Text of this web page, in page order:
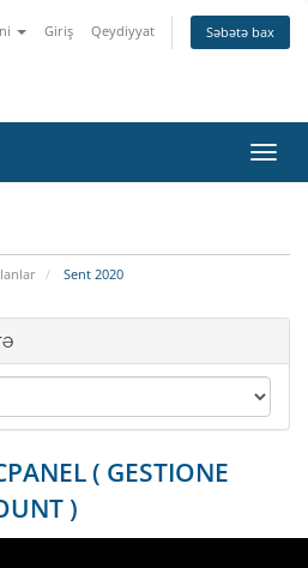
Giriş Qeydiyyat Səbətə bax
keçid
Sent 2020
( GESTIONE
)